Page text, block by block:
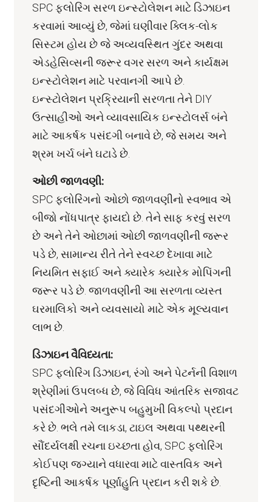
SPC ફ્લોરિંગ સરળ ઇન્સ્ટોલેશન માટે ડિઝાઇન
કરવામાં આવ્યું છે, જેમાં ઘણીવાર ક્લિક-લોક
સિસ્ટમ હોય છે જે અવ્યવસ્થિત ગુંદર અથવા
એડહેસિવ્સની જરૂર વગર સરળ અને કાર્યક્ષમ
ઇન્સ્ટોલેશન માટે પરવાનગી આપે છે.
ઇન્સ્ટોલેશન પ્રક્રિયાની સરળતા તેને DIY
ઉત્સાહીઓ અને વ્યાવસાયિક ઇન્સ્ટોલર્સ બંને
માટે આકર્ષક પસંદગી બનાવે છે, જે સમય અને
શ્રમ ખર્ચ બંને ઘટાડે છે.
ઓછી જાળવણી:
SPC ફ્લોરિંગનો ઓછો જાળવણીનો સ્વભાવ એ
બીજો નોંધપાત્ર ફાયદો છે. તેને સાફ કરવું સરળ
છે અને તેને ઓછામાં ઓછી જાળવણીની જરૂર
પડે છે, સામાન્ય રીતે તેને સ્વચ્છ દેખાવા માટે
નિયમિત સફાઈ અને ક્યારેક ક્યારેક મોપિંગની
જરૂર પડે છે. જાળવણીની આ સરળતા વ્યસ્ત
ઘરમાલિકો અને વ્યવસાયો માટે એક મૂલ્યવાન
લાભ છે.
ડિઝાઇન વૈવિધ્યતા:
SPC ફ્લોરિંગ ડિઝાઇન, રંગો અને પેટર્નની વિશાળ
શ્રેણીમાં ઉપલબ્ધ છે, જે વિવિધ આંતરિક સજાવટ
પસંદગીઓને અનુરૂપ બહુમુખી વિકલ્પો પ્રદાન
કરે છે. ભલે તમે લાકડા, ટાઇલ અથવા પથ્થરની
સૌંદર્યલક્ષી રચના ઇચ્છતા હોવ, SPC ફ્લોરિંગ
કોઈપણ જગ્યાને વધારવા માટે વાસ્તવિક અને
દૃષ્ટિની આકર્ષક પૂર્ણાહુતિ પ્રદાન કરી શકે છે.